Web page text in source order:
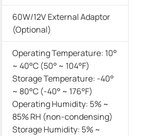
60W/12V External Adaptor
(Optional)
Operating Temperature: 10°
~ 40°C (50° ~ 104°F)
Storage Temperature: -40°
~ 80°C (-40° ~ 176°F)
Operating Humidity: 5% ~
85% RH (non-condensing)
Storage Humidity: 5% ~